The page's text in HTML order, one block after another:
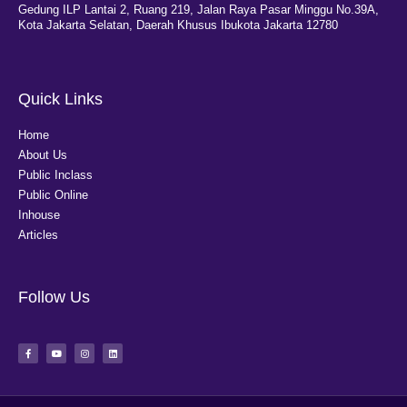
Gedung ILP Lantai 2, Ruang 219, Jalan Raya Pasar Minggu No.39A,
Kota Jakarta Selatan, Daerah Khusus Ibukota Jakarta 12780
Quick Links
Home
About Us
Public Inclass
Public Online
Inhouse
Articles
Follow Us